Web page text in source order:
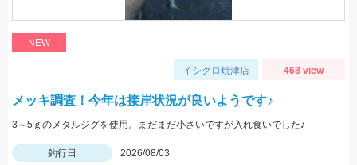
NEW
イシグロ焼津店 468 view
メッキ調査！今年は接岸状況が良いようです♪
3～5ｇのメタルジグを使用。まだまだ小さいですが入れ食いでした♪
釣行日
2026/08/03